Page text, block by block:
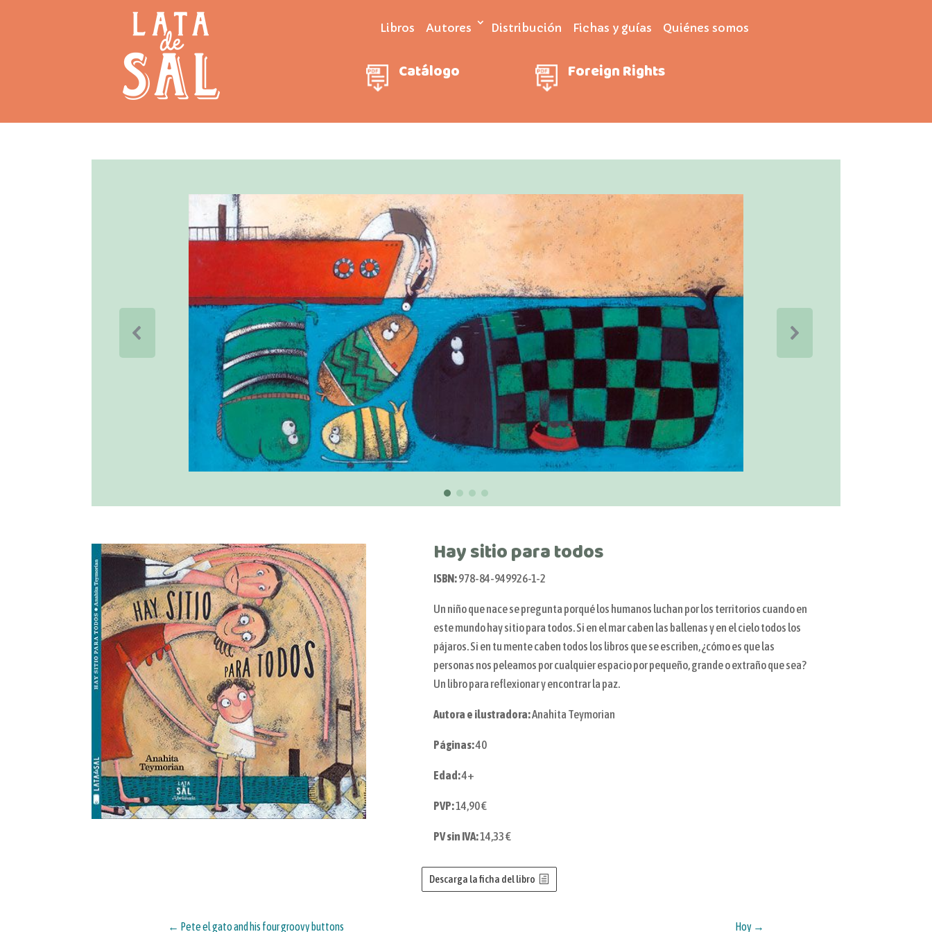
Libros Autores Distribución Fichas y guías Quiénes somos
Catálogo Foreign Rights
Hay sitio para todos
ISBN:978-84-949926-1-2
Un niño que nace se pregunta porqué los humanos luchan por los territorios cuando en
este mundo hay sitio para todos. Si en el mar caben las ballenas y en el cielo todos los
pájaros. Si en tu mente caben todos los libros que se escriben, ¿cómo es que las
personas nos peleamos por cualquier espacio por pequeño, grande o extraño que sea?
Un libro para reflexionar y encontrar la paz.
Autora e ilustradora:Anahita Teymorian
Páginas:40
Edad:4+
PVP:14,90 €
PV sin IVA:14,33 €
Descarga la ficha del libro
← Pete el gato and his four groovy buttons Hoy →